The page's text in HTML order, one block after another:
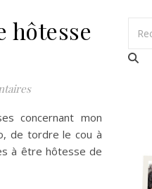
hôtesse
concernant mon
de tordre le cou à
à être hôtesse de